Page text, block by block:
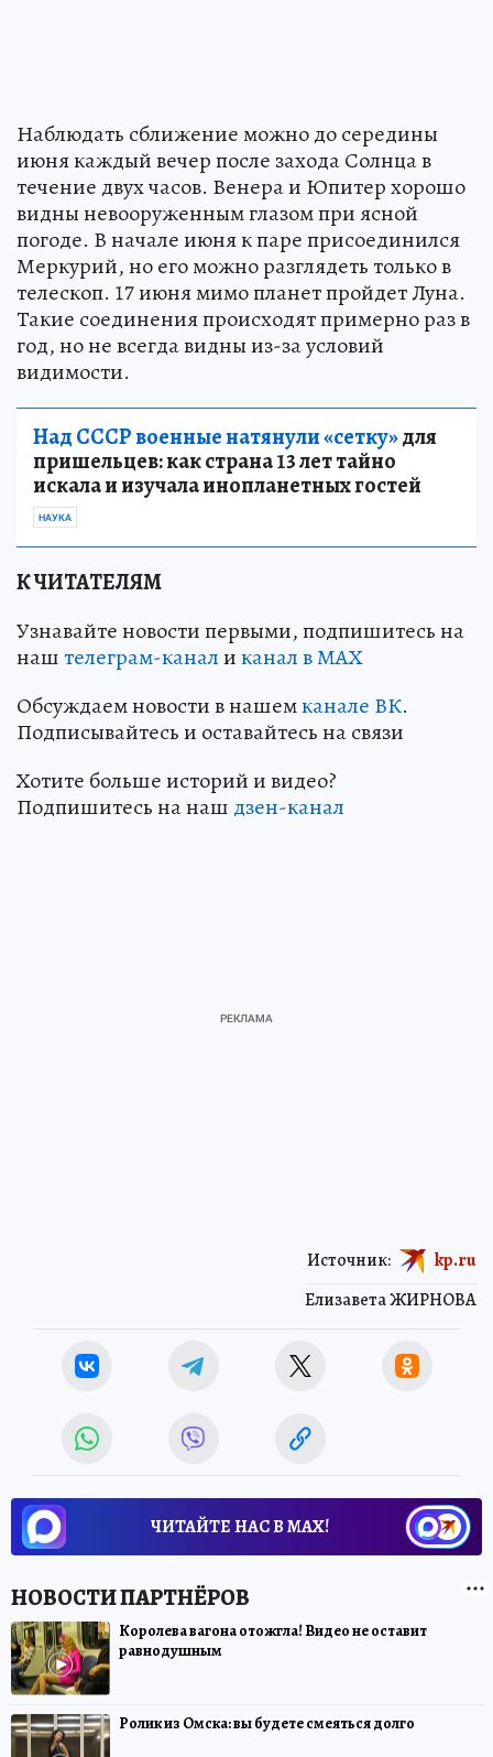
Наблюдать сближение можно до середины
июня каждый вечер после захода Солнца в
течение двух часов. Венера и Юпитер хорошо
видны невооруженным глазом при ясной
погоде. В начале июня к паре присоединился
Меркурий, но его можно разглядеть только в
телескоп. 17 июня мимо планет пройдет Луна.
Такие соединения происходят примерно раз в
год, но не всегда видны из-за условий
видимости.
Над СССР военные натянули «сетку»для
пришельцев: как страна 13 лет тайно
искала и изучала инопланетных гостей
НАУКА
К ЧИТАТЕЛЯМ
Узнавайте новости первыми, подпишитесь на
наштелеграм-каналиканал в МАХ
Обсуждаем новости в нашемканале ВК.
Подписывайтесь и оставайтесь на связи
Хотите больше историй и видео?
Подпишитесь на наш дзен-канал
Елизавета ЖИРНОВА
Источник: kp.ru
ЧИТАЙТЕ НАС В МАХ!
Королева вагона отожгла! Видео не оставит
равнодушным
Ролик из Омска: вы будете смеяться долго